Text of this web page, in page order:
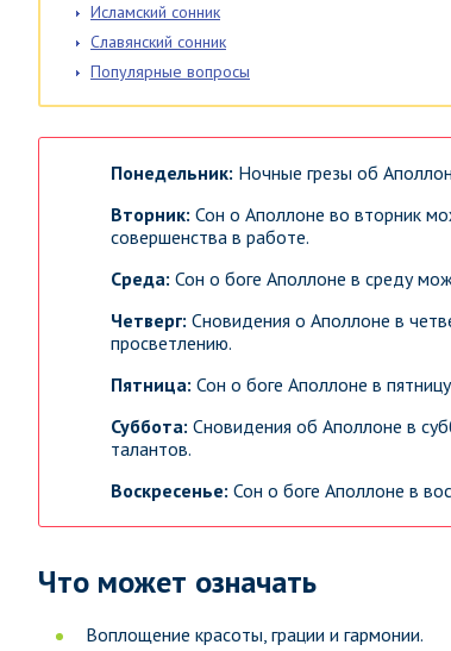
Исламский сонник
Славянский сонник
Популярные вопросы
Понедельник: Ночные грезы об
Вторник: Сон о Аполлоне во вторник
совершенства в работе.
Среда: Сон о боге Аполлоне в среду
Четверг: Сновидения о Аполлоне в
просветлению.
Пятница: Сон о боге Аполлоне в
Суббота: Сновидения об Аполлоне в
талантов.
Воскресенье: Сон о боге Аполлоне в
Что может означать
Воплощение красоты, грации и гармонии.